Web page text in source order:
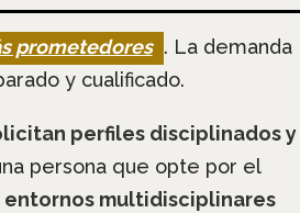
prometedores . La demanda
y cualificado.
perfiles disciplinados y
persona que opte por el
entornos multidisciplinares